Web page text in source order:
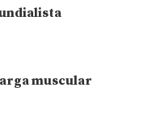
muscular